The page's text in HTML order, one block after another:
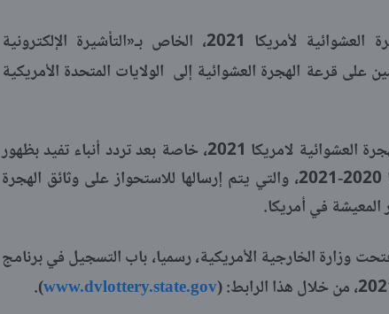
يترقب كثير من الأشخاص نتيجة الهجرة العشوائية لأمريكا 2021، الخاص بـ«التأشيرة الإلكترونية
على قرعة الهجرة العشوائية إلى الولايات المتحدة الأمريكية
ويبحث كثير من الأشخاص على نتيجة الهجرة العشوائية لامريكا 2021، خاصة بعد تردد أنباء تفيد بظهور
نتيجة قرعة الهجرة العشوائية إلى أمريكا 2020-2021، والتي يتم إرسالها للاستحواز على وثائق الهجرة
المعيشة في أمريكا.
اكتوبر ونوفمبر من عام 2019، فتحت وزارة الخارجية الأمريكية، رسميا، باب التسجيل في برنامج
www.dvlottery.state.gov
).